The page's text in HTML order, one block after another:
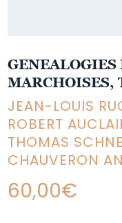
MARCHOISES,
JEAN-LOUIS
ROBERT
THOMAS
CHAUVERON
60,00€